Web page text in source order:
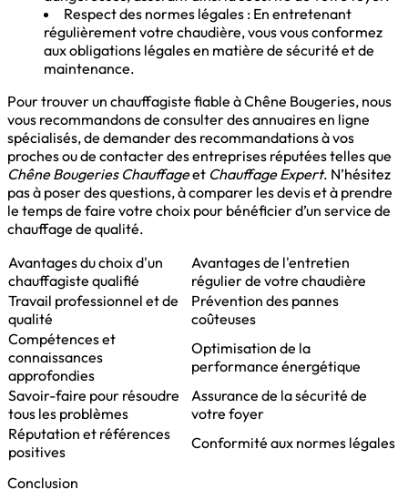
Respect des normes légales : En entretenant
régulièrement votre chaudière, vous vous conformez
aux obligations légales en matière de sécurité et de
maintenance.
Pour trouver un chauffagiste fiable à Chêne Bougeries, nous
vous recommandons de consulter des annuaires en ligne
spécialisés, de demander des recommandations à vos
proches ou de contacter des entreprises réputées telles que
Chêne Bougeries Chauffageet Chauffage Expert. N’hésitez
pas à poser des questions, à comparer les devis et à prendre
le temps de faire votre choix pour bénéficier d’un service de
chauffage de qualité.
Avantages du choix d'un
chauffagiste qualifié
Avantages de l'entretien
régulier de votre chaudière
Travail professionnel et de
qualité
Prévention des pannes
coûteuses
Compétences et
connaissances
approfondies
Optimisation de la
performance énergétique
Savoir-faire pour résoudre
tous les problèmes
Assurance de la sécurité de
votre foyer
Réputation et références
positives
Conformité aux normes légales
Conclusion